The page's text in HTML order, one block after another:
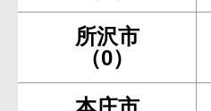
所沢市
（0）